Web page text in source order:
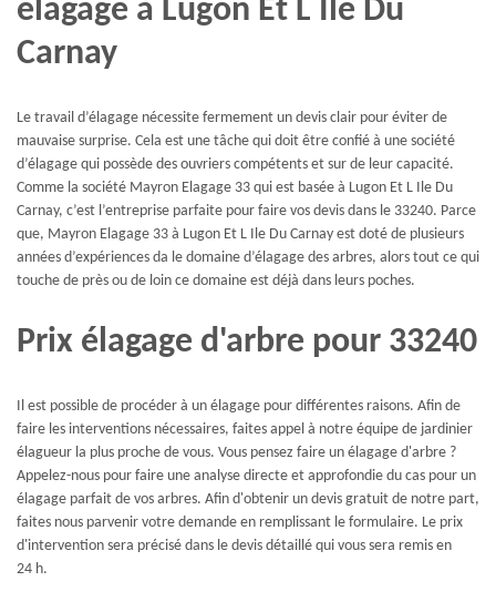
élagage à Lugon Et L Ile Du
Carnay
Le travail d’élagage nécessite fermement un devis clair pour éviter de
mauvaise surprise. Cela est une tâche qui doit être confié à une société
d’élagage qui possède des ouvriers compétents et sur de leur capacité.
Comme la société Mayron Elagage 33 qui est basée à Lugon Et L Ile Du
Carnay, c’est l’entreprise parfaite pour faire vos devis dans le 33240. Parce
que, Mayron Elagage 33 à Lugon Et L Ile Du Carnay est doté de plusieurs
années d’expériences da le domaine d’élagage des arbres, alors tout ce qui
touche de près ou de loin ce domaine est déjà dans leurs poches.
Prix élagage d'arbre pour 33240
Il est possible de procéder à un élagage pour différentes raisons. Afin de
faire les interventions nécessaires, faites appel à notre équipe de jardinier
élagueur la plus proche de vous. Vous pensez faire un élagage d'arbre ?
Appelez-nous pour faire une analyse directe et approfondie du cas pour un
élagage parfait de vos arbres. Afin d'obtenir un devis gratuit de notre part,
faites nous parvenir votre demande en remplissant le formulaire. Le prix
d'intervention sera précisé dans le devis détaillé qui vous sera remis en
24 h.